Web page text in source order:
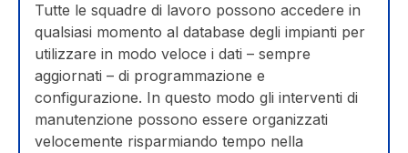
Tutte le squadre di lavoro possono accedere in
qualsiasi momento al database degli impianti per
utilizzare in modo veloce i dati – sempre
aggiornati – di programmazione e
configurazione. In questo modo gli interventi di
manutenzione possono essere organizzati
velocemente risparmiando tempo nella